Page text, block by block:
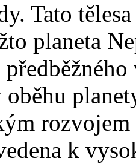
Tato
planeta
rozvojem
k